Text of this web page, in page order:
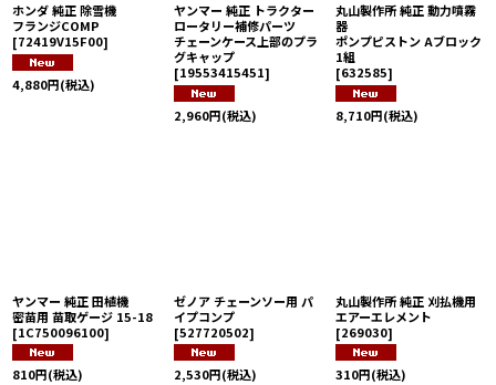
ホンダ 純正 除雪機
フランジCOMP
[72419V15F00]
4,880円(税込)
ヤンマー 純正 トラクター
ロータリー補修パーツ
チェーンケース上部のプラ
グキャップ
[19553415451]
2,960円(税込)
丸山製作所 純正 動力噴霧
器
ポンプピストン Aブロック
1組
[632585]
8,710円(税込)
ヤンマー 純正 田植機
密苗用 苗取ゲージ 15-18
[1C750096100]
810円(税込)
ゼノア チェーンソー用 パ
イプコンプ
[527720502]
2,530円(税込)
丸山製作所 純正 刈払機用
エアーエレメント
[269030]
310円(税込)